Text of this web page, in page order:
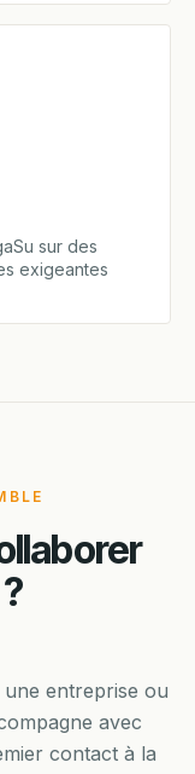
sur des
exigeantes
entreprise ou
avec
contact à la